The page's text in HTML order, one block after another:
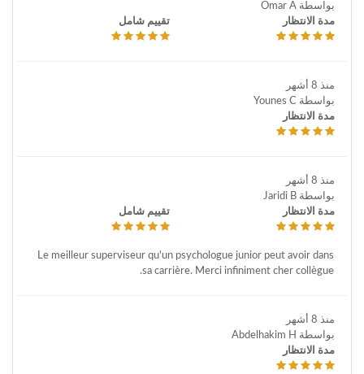
بواسطة Omar A
مدة الانتظار
تقييم شامل
منذ 8 أشهر
بواسطة Younes C
مدة الانتظار
منذ 8 أشهر
بواسطة Jaridi B
مدة الانتظار
تقييم شامل
Le meilleur superviseur qu'un psychologue junior peut avoir dans
sa carrière. Merci infiniment cher collègue.
منذ 8 أشهر
بواسطة Abdelhakim H
مدة الانتظار